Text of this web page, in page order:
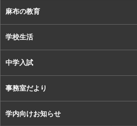
麻布の教育
学校生活
中学入試
事務室だより
学内向けお知らせ